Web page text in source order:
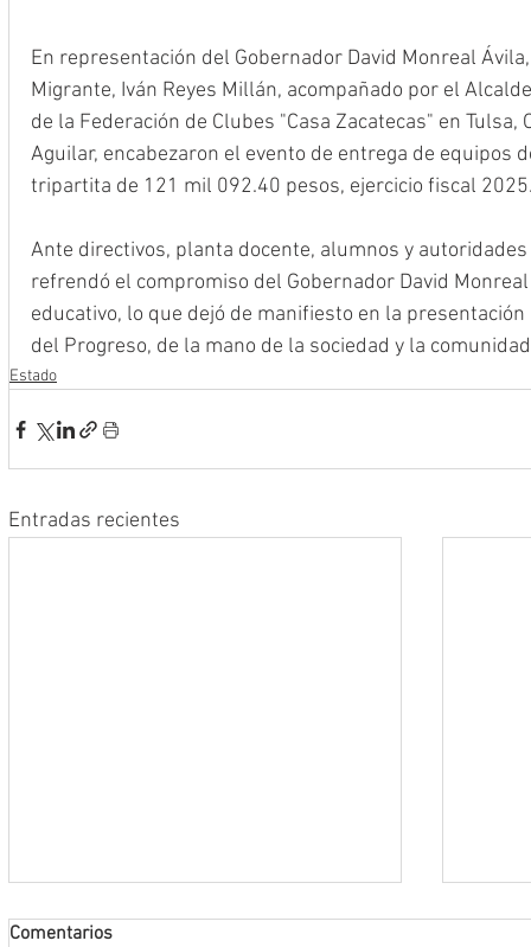
En representación del Gobernador David Monreal
Migrante, Iván Reyes Millán, acompañado por el
de la Federación de Clubes "Casa Zacatecas" en
Aguilar, encabezaron el evento de entrega de equipos
tripartita de 121 mil 092.40 pesos, ejercicio fiscal
Ante directivos, planta docente, alumnos y
refrendó el compromiso del Gobernador David
educativo, lo que dejó de manifiesto en la
del Progreso, de la mano de la sociedad y la
Estado
Entradas recientes
Comentarios